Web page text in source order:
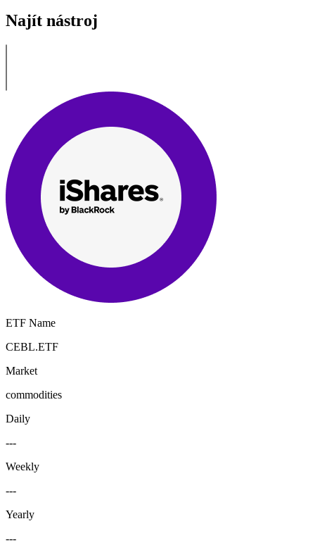
Najít nástroj
ETF Name
CEBL.ETF
Market
commodities
Daily
---
Weekly
---
Yearly
---